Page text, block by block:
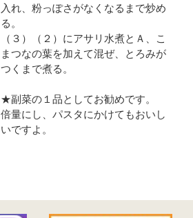
入れ、粉っぽさがなくなるまで炒め
る。
（３）（２）にアサリ水煮とＡ、こ
まつなの葉を加えて混ぜ、とろみが
つくまで煮る。
★副菜の１品としてお勧めです。
倍量にし、パスタにかけてもおいし
いですよ。